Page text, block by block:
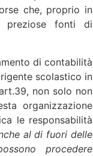
che, proprio in
preziose fonti di
di contabilità
scolastico in
non solo non
organizzazione
le responsabilità
al di fuori delle
procedere